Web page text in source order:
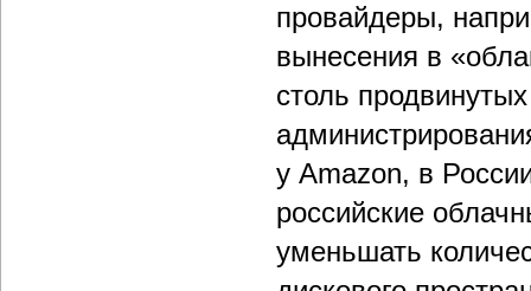
провайдеры,
вынесения в
столь
у Amazon, в
российские
уменьшать